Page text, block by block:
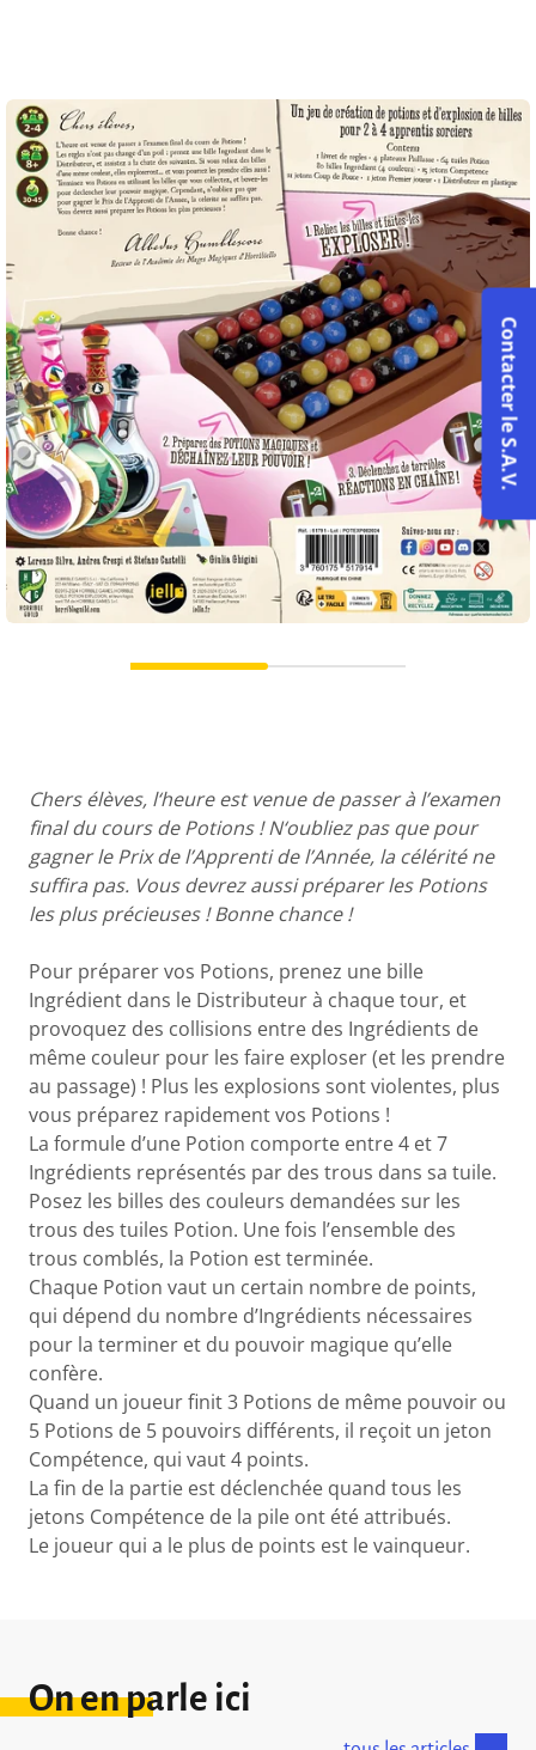
Chers élèves, l‘heure est venue de passer à l’examen
final du cours de Potions ! N‘oubliez pas que pour
gagner le Prix de l’Apprenti de l’Année, la célérité ne
suffira pas. Vous devrez aussi préparer les Potions
les plus précieuses !Bonne chance !
Pour préparer vos Potions, prenez une bille
Ingrédient dans le Distributeur à chaque tour, et
provoquez des collisions entre des Ingrédients de
même couleur pour les faire exploser (et les prendre
au passage) ! Plus les explosions sont violentes, plus
vous préparez rapidement vos Potions !
La formule d’une Potion comporte entre 4 et 7
Ingrédients représentés par des trous dans sa tuile.
Posez les billes des couleurs demandées sur les
trous des tuiles Potion. Une fois l’ensemble des
trous comblés, la Potion est terminée.
Chaque Potion vaut un certain nombre de points,
qui dépend du nombre d’Ingrédients nécessaires
pour la terminer et du pouvoir magique qu’elle
confère.
Quand un joueur finit 3 Potions de même pouvoir ou
5 Potions de 5 pouvoirs différents, il reçoit un jeton
Compétence, qui vaut 4 points.
La fin de la partie est déclenchée quand tous les
jetons Compétence de la pile ont été attribués.
Le joueur qui a le plus de points est le vainqueur.
On en parle ici
Contacter le S.A.V.